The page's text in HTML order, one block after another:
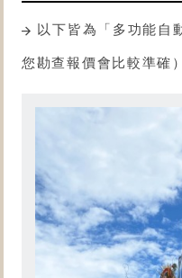
以下皆為「多功能自
您勘查報價會比較準確